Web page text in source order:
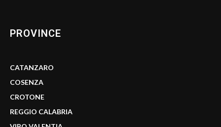
PROVINCE
CATANZARO
COSENZA
CROTONE
REGGIO CALABRIA